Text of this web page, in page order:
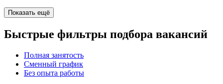
Показать ещё
Быстрые фильтры подбора вакансий
Полная занятость
Сменный график
Без опыта работы